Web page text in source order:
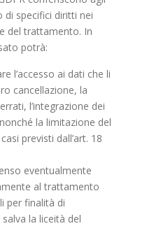
di specifici diritti nei
del trattamento. In
potrà:
l’accesso ai dati che li
cancellazione, la
l’integrazione dei
la limitazione del
previsti dall’art. 18
eventualmente
al trattamento
per finalità di
la liceità del